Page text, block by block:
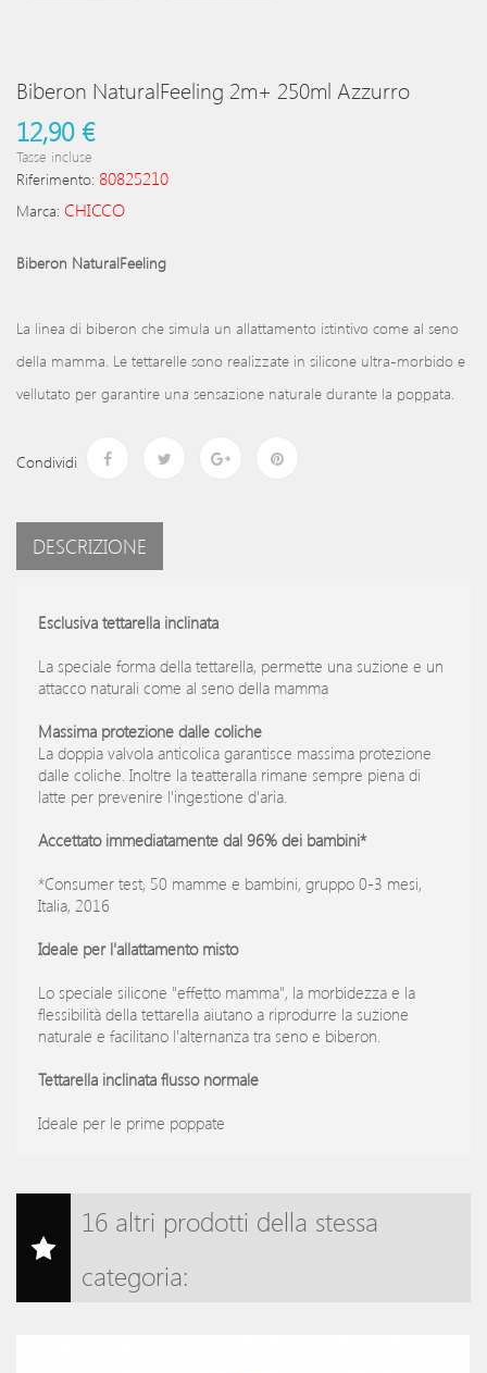
Biberon NaturalFeeling 2m+ 250ml Azzurro
12,90 €
Tasse incluse
Riferimento: 80825210
Marca: CHICCO
Biberon NaturalFeeling
La linea di biberon che simula un allattamento istintivo come al seno
della mamma. Le tettarelle sono realizzate in silicone ultra-morbido e
vellutato per garantire una sensazione naturale durante la poppata.
Condividi
DESCRIZIONE
Esclusiva tettarella inclinata
La speciale forma della tettarella, permette una suzione e un
attacco naturali come al seno della mamma
Massima protezione dalle coliche
La doppia valvola anticolica garantisce massima protezione
dalle coliche. Inoltre la teatteralla rimane sempre piena di
latte per prevenire l'ingestione d'aria.
Accettato immediatamente dal 96% dei bambini*
*Consumer test, 50 mamme e bambini, gruppo 0-3 mesi,
Italia, 2016
Ideale per l'allattamento misto
Lo speciale silicone "effetto mamma", la morbidezza e la
flessibilità della tettarella aiutano a riprodurre la suzione
naturale e facilitano l'alternanza tra seno e biberon.
Tettarella inclinata flusso normale
Ideale per le prime poppate
16 altri prodotti della stessa
categoria: